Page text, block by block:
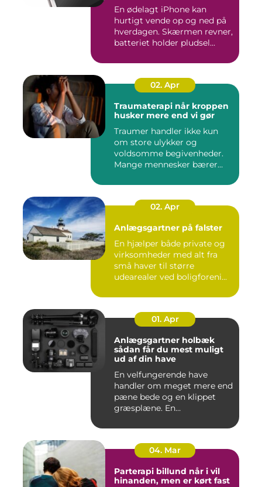
En ødelagt iPhone kan
hurtigt vende op og ned på
hverdagen. Skærmen revner,
batteriet holder pludsel...
02. Apr
Traumaterapi når kroppen
husker mere end vi gør
Traumer handler ikke kun
om store ulykker og
voldsomme begivenheder.
Mange mennesker bærer
02. Apr
Anlægsgartner på falster
En hjælper både private og
virksomheder med alt fra
små haver til større
udearealer ved boligforeni...
01. Apr
Anlægsgartner holbæk
sådan får du mest muligt
ud af din have
En velfungerende have
handler om meget mere end
pæne bede og en klippet
græsplæne. En
04. Mar
Parterapi billund når i vil
hinanden, men er kørt fast